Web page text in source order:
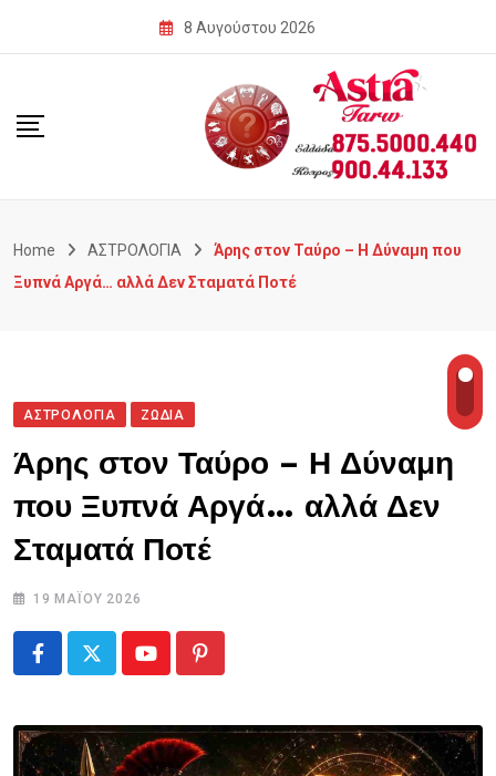
8 Αυγούστου 2026
Home ΑΣΤΡΟΛΟΓΙΑ
Άρης στον Ταύρο – Η Δύναμη που
Ξυπνά Αργά… αλλά Δεν Σταματά Ποτέ
ΑΣΤΡΟΛΟΓΙΑ ΖΩΔΙΑ
Άρης στον Ταύρο – Η Δύναμη
που Ξυπνά Αργά… αλλά Δεν
Σταματά Ποτέ
19 ΜΑΪ́ΟΥ 2026
YoutubePinterest